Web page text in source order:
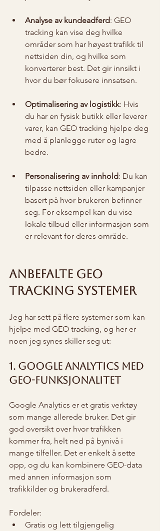
Analyse av kundeadferd: GEO
tracking kan vise deg hvilke
områder som har høyest trafikk til
nettsiden din, og hvilke som
konverterer best. Det gir innsikt i
hvor du bør fokusere innsatsen.
Optimalisering av logistikk: Hvis
du har en fysisk butikk eller leverer
varer, kan GEO tracking hjelpe deg
med å planlegge ruter og lagre
bedre.
Personalisering av innhold: Du kan
tilpasse nettsiden eller kampanjer
basert på hvor brukeren befinner
seg. For eksempel kan du vise
lokale tilbud eller informasjon som
er relevant for deres område.
Anbefalte GEO
tracking systemer
Jeg har sett på flere systemer som kan
hjelpe med GEO tracking, og her er
noen jeg synes skiller seg ut:
1. Google Analytics med
GEO-funksjonalitet
Google Analytics er et gratis verktøy
som mange allerede bruker. Det gir
god oversikt over hvor trafikken
kommer fra, helt ned på bynivå i
mange tilfeller. Det er enkelt å sette
opp, og du kan kombinere GEO-data
med annen informasjon som
trafikkilder og brukeradferd.
Fordeler:
Gratis og lett tilgjengelig